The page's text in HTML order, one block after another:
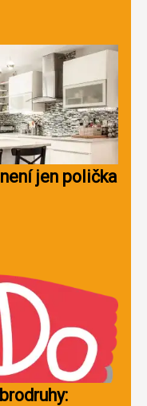
jen polička